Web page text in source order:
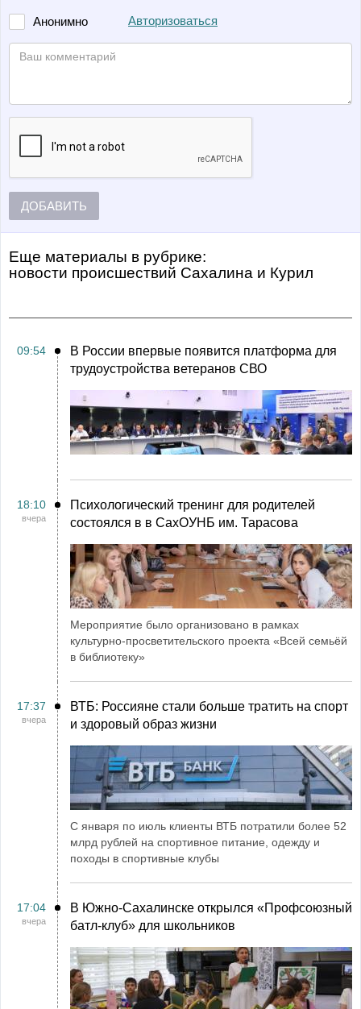
Анонимно Авторизоваться
ДОБАВИТЬ
Еще материалы в рубрике:
Новости происшествий Сахалина и Курил
09:54
В России впервые появится платформа для
трудоустройства ветеранов СВО
18:10
вчера
Психологический тренинг для родителей
состоялся в в СахОУНБ им. Тарасова
Мероприятие было организовано в рамках
культурно-просветительского проекта «Всей семьёй
в библиотеку»
17:37
вчера
ВТБ: Россияне стали больше тратить на спорт
и здоровый образ жизни
С января по июль клиенты ВТБ потратили более 52
млрд рублей на спортивное питание, одежду и
походы в спортивные клубы
17:04
вчера
В Южно-Сахалинске открылся «Профсоюзный
батл-клуб» для школьников